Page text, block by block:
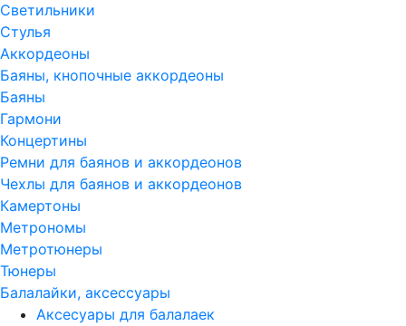
Светильники
Стулья
Аккордеоны
Баяны, кнопочные аккордеоны
Баяны
Гармони
Концертины
Ремни для баянов и аккордеонов
Чехлы для баянов и аккордеонов
Камертоны
Метрономы
Метротюнеры
Тюнеры
Балалайки, аксессуары
Аксесуары для балалаек